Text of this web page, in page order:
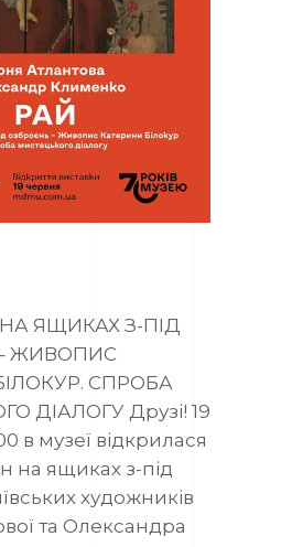
ЯЩИКАХ З-ПІД
ЖИВОПИС
СПРОБА
ДІАЛОГУ Друзі! 19
в музеї відкрилася
на ящиках з-під
художників
та Олександра